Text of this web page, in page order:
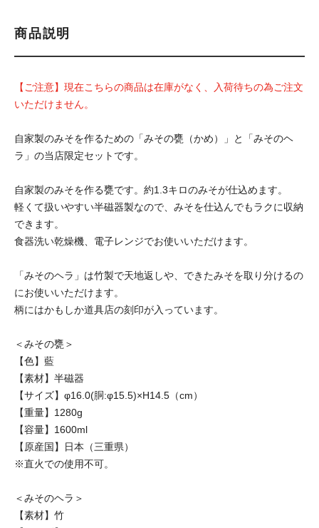
商品説明
【ご注意】現在こちらの商品は在庫がなく、入荷待ちの為ご注文
いただけません。
自家製のみそを作るための「みその甕（かめ）」と「みそのヘ
ラ」の当店限定セットです。
自家製のみそを作る甕です。約1.3キロのみそが仕込めます。
軽くて扱いやすい半磁器製なので、みそを仕込んでもラクに収納
できます。
食器洗い乾燥機、電子レンジでお使いいただけます。
「みそのヘラ」は竹製で天地返しや、できたみそを取り分けるの
にお使いいただけます。
柄にはかもしか道具店の刻印が入っています。
＜みその甕＞
【色】藍
【素材】半磁器
【サイズ】φ16.0(胴:φ15.5)×H14.5（cm）
【重量】1280g
【容量】1600ml
【原産国】日本（三重県）
※直火での使用不可。
＜みそのヘラ＞
【素材】竹